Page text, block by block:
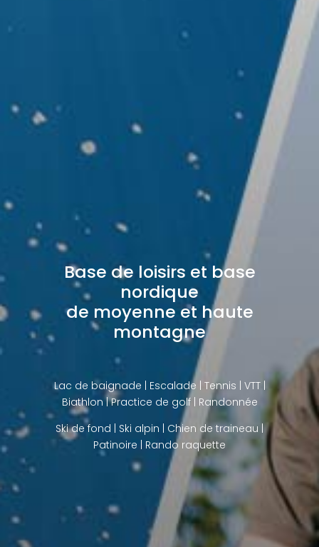
Base de loisirs et base
nordique
de moyenne et haute
montagne
Lac de baignade | Escalade | Tennis | VTT |
Biathlon |Practice de golf| Randonnée
Ski de fond | Ski alpin | Chien de traineau |
Patinoire | Rando raquette